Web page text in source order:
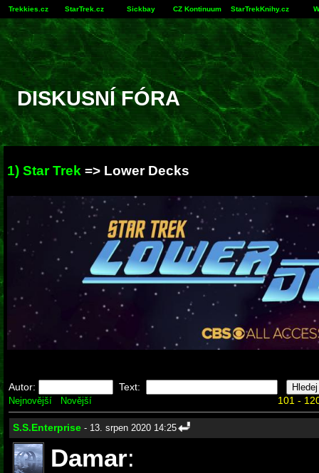
Trekkies.cz StarTrek.cz Sickbay CZ Kontinuum StarTrekKnihy.cz
DISKUSNÍ FÓRA
1) Star Trek => Lower Decks
Autor: Text:
Nejnovější Novější 101 -
S.S.Enterprise - 13. srpen 2020 14:25
Damar: